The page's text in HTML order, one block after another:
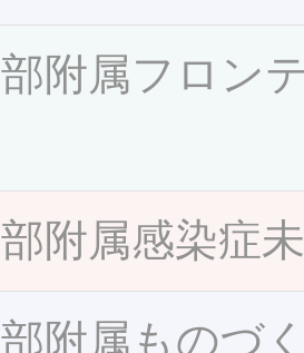
附属フロン
附属感染症
附属ものづ